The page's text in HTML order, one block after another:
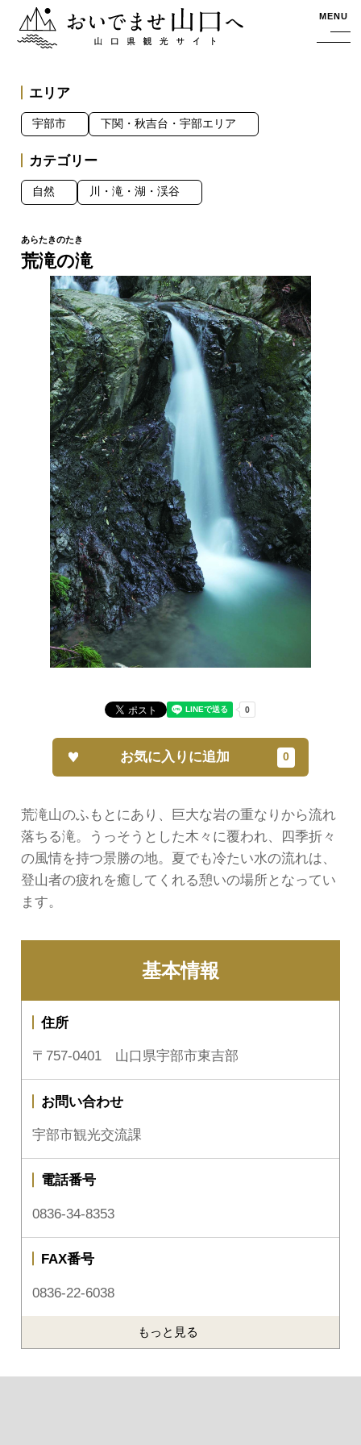
おいでませ山口へー山口県観光サイト MENU
荒滝の滝
荒滝山のふもとにあり、巨大な岩の重なりから流れ
落ちる滝。うっそうとした木々に覆われ、四季折々
の風情を持つ景勝の地。夏でも冷たい水の流れは、
登山者の疲れを癒してくれる憩いの場所となってい
ます。
お気に入りに追加
エリア
宇部市 下関・秋吉台・宇部エリア
カテゴリー
自然 川・滝・湖・渓谷
基本情報
住所
〒757-0401 山口県宇部市東吉部
お問い合わせ
宇部市観光交流課
電話番号
0836-34-8353
FAX番号
0836-22-6038
もっと見る